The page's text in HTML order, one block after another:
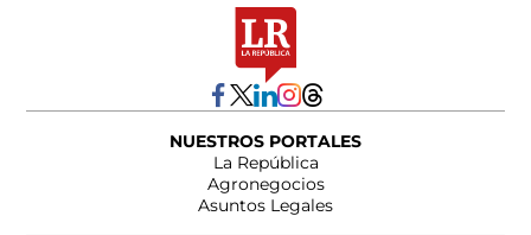
NUESTROS PORTALES
La República
Agronegocios
Asuntos Legales